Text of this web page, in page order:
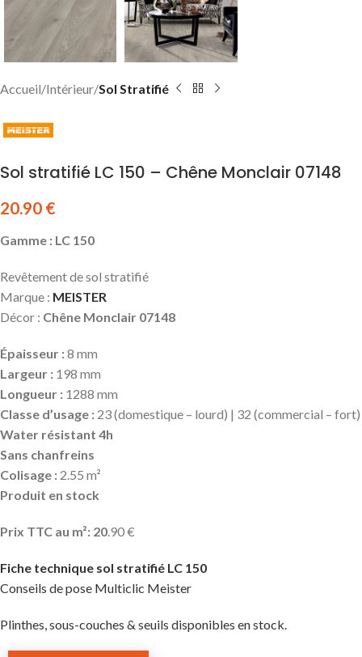
Accueil Intérieur Sol Stratifié
Sol stratifié LC 150 – Chêne Monclair 07148
20.90 €
Gamme : LC 150
Revêtement de sol stratifié
Marque : MEISTER
Décor : Chêne Monclair 07148
Épaisseur :8 mm
Largeur : 198 mm
Longueur : 1288 mm
Classe d’usage : 23 (domestique – lourd) | 32 (commercial – fort)
Water résistant 4h
Sans chanfreins
Colisage : 2.55 m²
Produit en stock
Prix TTC au m²: 20.90 €
Fiche technique sol stratifié LC 150
Conseils de pose Multiclic Meister
Plinthes, sous-couches & seuils disponibles en stock.